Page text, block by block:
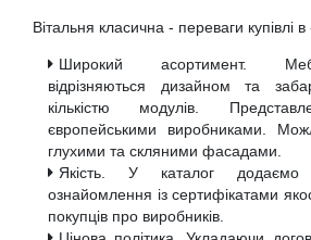
Вітальня класична - переваги купівлі
Широкий асортимент.
відрізняються дизайном та
кількістю модулів.
європейськими виробниками.
глухими та скляними фасадами.
Якість. У каталог додаємо
ознайомлення із сертифікатами
покупців про виробників.